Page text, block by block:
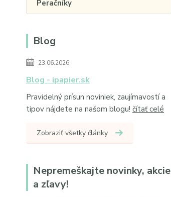
Peračníky
Blog
23.06.2026
Blog - ipapier.sk
Pravidelný prísun noviniek, zaujímavostí a
tipov nájdete na našom blogu! čítať celé
Zobraziť všetky články
Nepremeškajte novinky, akcie
a zľavy!